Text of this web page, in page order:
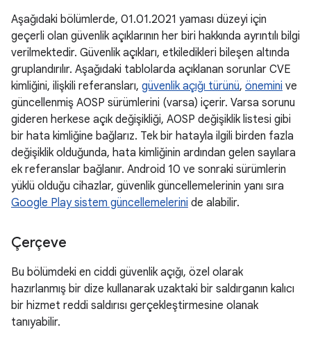
Aşağıdaki bölümlerde, 01.01.2021 yaması düzeyi için
geçerli olan güvenlik açıklarının her biri hakkında ayrıntılı bilgi
verilmektedir. Güvenlik açıkları, etkiledikleri bileşen altında
gruplandırılır. Aşağıdaki tablolarda açıklanan sorunlar CVE
kimliğini, ilişkili referansları, güvenlik açığı türünü, önemini ve
güncellenmiş AOSP sürümlerini (varsa) içerir. Varsa sorunu
gideren herkese açık değişikliği, AOSP değişiklik listesi gibi
bir hata kimliğine bağlarız. Tek bir hatayla ilgili birden fazla
değişiklik olduğunda, hata kimliğinin ardından gelen sayılara
ek referanslar bağlanır. Android 10 ve sonraki sürümlerin
yüklü olduğu cihazlar, güvenlik güncellemelerinin yanı sıra
Google Play sistem güncellemelerini de alabilir.
Çerçeve
Bu bölümdeki en ciddi güvenlik açığı, özel olarak
hazırlanmış bir dize kullanarak uzaktaki bir saldırganın kalıcı
bir hizmet reddi saldırısı gerçekleştirmesine olanak
tanıyabilir.